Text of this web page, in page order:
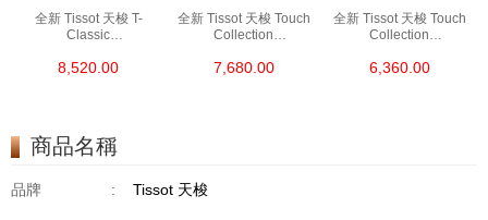
全新 Tissot 天梭 T-
Classic
8,520.00
全新 Tissot 天梭 Touch
Collection
7,680.00
全新 Tissot 天梭 Touch
Collection
6,360.00
商品名稱
品牌 : Tissot 天梭